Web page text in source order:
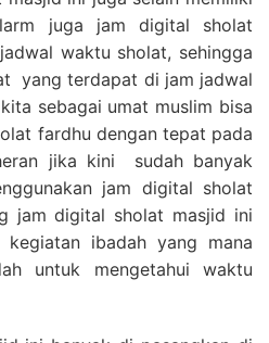
juga jam digital sholat
waktu sholat, sehingga
yang terdapat di jam jadwal
sebagai umat muslim bisa
fardhu dengan tepat pada
jika kini sudah banyak
jam digital sholat
jam digital sholat masjid ini
ibadah yang mana
untuk mengetahui waktu